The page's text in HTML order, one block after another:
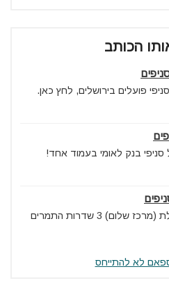
הכותב
פועלים בירושלים, לחץ כאן.
בנק לאומי בעמוד אחד!
עיר סניף סניף כתובת אילת אילת (מרכז שלום) 3 שדרות התמרים
לא להתייחס